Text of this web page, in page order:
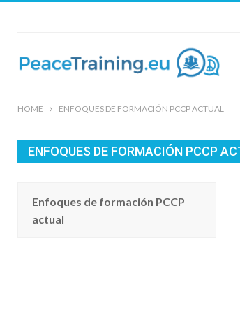
HOME ENFOQUES DE FORMACIÓN PCCP ACTUAL
ENFOQUES DE FORMACIÓN PCCP
Enfoques de formación PCCP
actual